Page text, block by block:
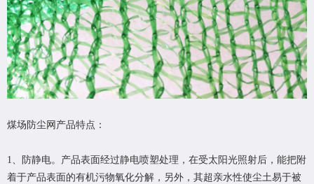
煤场防尘网产品特点：
1、防静电。产品表面经过静电喷塑处理，在受太阳光照射后，能把附
着于产品表面的有机污物氧化分解，另外，其超亲水性使尘土易于被